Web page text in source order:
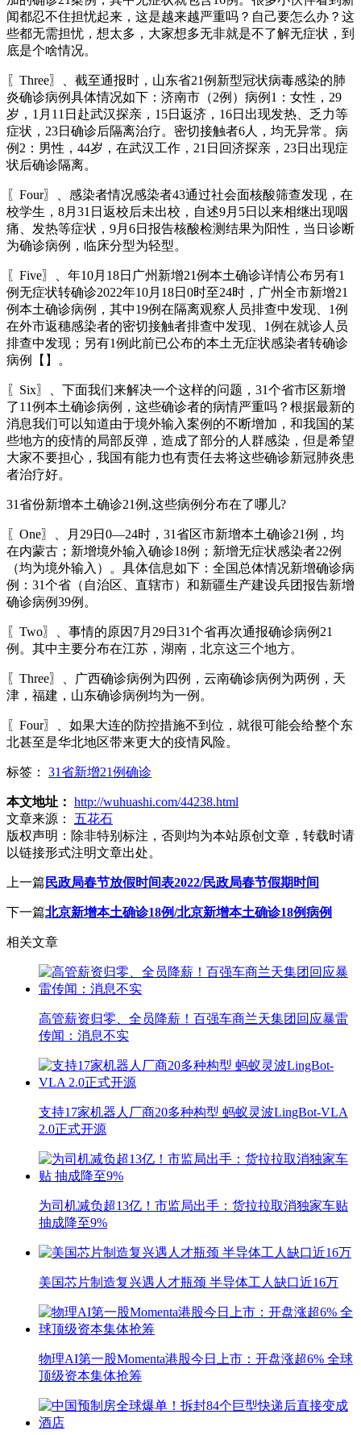
闻都忍不住担忧起来，这是越来越严重吗？自己要怎么办？这
些都无需担忧，想太多，大家想多无非就是不了解无症状，到
底是个啥情况。
〖Three〗、截至通报时，山东省21例新型冠状病毒感染的肺
炎确诊病例具体情况如下：济南市（2例）病例1：女性，29
岁，1月11日赴武汉探亲，15日返济，16日出现发热、乏力等
症状，23日确诊后隔离治疗。密切接触者6人，均无异常。病
例2：男性，44岁，在武汉工作，21日回济探亲，23日出现症
状后确诊隔离。
〖Four〗、感染者情况感染者43通过社会面核酸筛查发现，在
校学生，8月31日返校后未出校，自述9月5日以来相继出现咽
痛、发热等症状，9月6日报告核酸检测结果为阳性，当日诊断
为确诊病例，临床分型为轻型。
〖Five〗、年10月18日广州新增21例本土确诊详情公布另有1
例无症状转确诊2022年10月18日0时至24时，广州全市新增21
例本土确诊病例，其中19例在隔离观察人员排查中发现、1例
在外市返穗感染者的密切接触者排查中发现、1例在就诊人员
排查中发现；另有1例此前已公布的本土无症状感染者转确诊
病例【】。
〖Six〗、下面我们来解决一个这样的问题，31个省市区新增
了11例本土确诊病例，这些确诊者的病情严重吗？根据最新的
消息我们可以知道由于境外输入案例的不断增加，和我国的某
些地方的疫情的局部反弹，造成了部分的人群感染，但是希望
大家不要担心，我国有能力也有责任去将这些确诊新冠肺炎患
者治疗好。
31省份新增本土确诊21例,这些病例分布在了哪儿?
〖One〗、月29日0—24时，31省区市新增本土确诊21例，均
在内蒙古；新增境外输入确诊18例；新增无症状感染者22例
（均为境外输入）。具体信息如下：全国总体情况新增确诊病
例：31个省（自治区、直辖市）和新疆生产建设兵团报告新增
确诊病例39例。
〖Two〗、事情的原因7月29日31个省再次通报确诊病例21
例。其中主要分布在江苏，湖南，北京这三个地方。
〖Three〗、广西确诊病例为四例，云南确诊病例为两例，天
津，福建，山东确诊病例均为一例。
〖Four〗、如果大连的防控措施不到位，就很可能会给整个东
北甚至是华北地区带来更大的疫情风险。
标签： 31省新增21例确诊
本文地址： http://wuhuashi.com/44238.html
文章来源：
五花石
版权声明： 除非特别标注，否则均为本站原创文章，转载时请
以链接形式注明文章出处。
上一篇 民政局春节放假时间表2022/民政局春节假期时间
下一篇北京新增本土确诊18例/北京新增本土确诊18例病例
相关文章
高管薪资归零、全员降薪！百强车商兰天集团回应暴雷
传闻：消息不实
支持17家机器人厂商20多种构型 蚂蚁灵波LingBot-VLA
2.0正式开源
为司机减负超13亿！市监局出手：货拉拉取消独家车贴
抽成降至9%
美国芯片制造复兴遇人才瓶颈 半导体工人缺口近16万
物理AI第一股Momenta港股今日上市：开盘涨超6% 全球
顶级资本集体抢筹